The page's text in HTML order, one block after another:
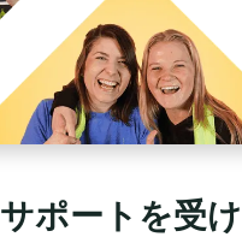
サポートを受